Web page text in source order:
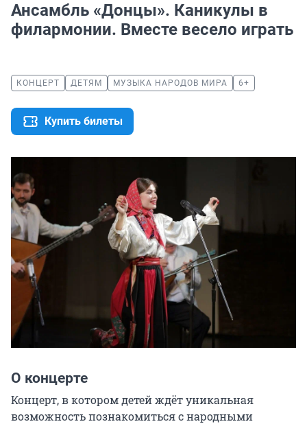
Ансамбль «Донцы». Каникулы в
филармонии. Вместе весело играть
КОНЦЕРТ ДЕТЯМ МУЗЫКА НАРОДОВ МИРА 6+
Купить билеты
О концерте
Концерт, в котором детей ждёт уникальная
возможность познакомиться с народными